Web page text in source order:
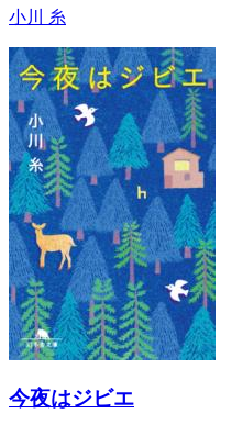
小川 糸
今夜はジビエ